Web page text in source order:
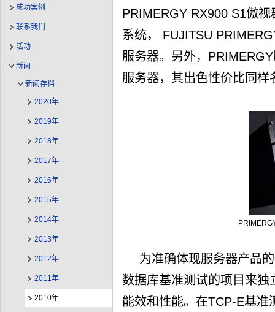
成功案例
联系我们
活动
新闻
新闻存档
2020年
2019年
2018年
2017年
2016年
2015年
2014年
2013年
2012年
2011年
2010年
PRIMERGY RX900 S1傲
系统， FUJITSU
服务器。另外，
服务器，其出色性价比同样
为准确体现服务器产品
数据库基准测试的项目来
能效和性能。在TCP-E基准